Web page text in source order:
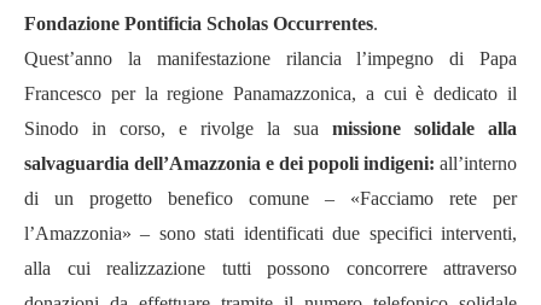
Fondazione Pontificia Scholas Occurrentes.
Quest’anno la manifestazione rilancia l’impegno di Papa
Francesco per la regione Panamazzonica, a cui è dedicato il
Sinodo in corso, e rivolge la sua missione solidale alla
salvaguardia dell’Amazzonia e dei popoli indigeni: all’interno
di un progetto benefico comune – «Facciamo rete per
l’Amazzonia» – sono stati identificati due specifici interventi,
alla cui realizzazione tutti possono concorrere attraverso